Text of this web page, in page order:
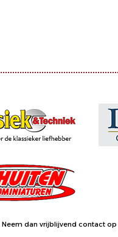
Neem dan vrijblijvend contact op